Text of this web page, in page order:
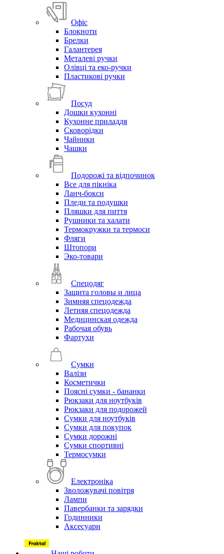
Офіс
Блокноти
Брелки
Галантерея
Металеві ручки
Олівці та еко-ручки
Пластикові ручки
Посуд
Дошки кухонні
Кухонне приладдя
Сковорідки
Чайники
Чашки
Подорожі та відпочинок
Все для пікніка
Ланч-бокси
Пледи та подушки
Пляшки для пиття
Рушники та халати
Термокружки та термоси
Фляги
Штопори
Эко-товари
Спецодяг
Защита головы и лица
Зимняя спецодежда
Летняя спецодежда
Медицинская одежда
Рабочая обувь
Фартухи
Сумки
Валізи
Косметички
Поясні сумки - бананки
Рюкзаки для ноутбуків
Рюкзаки для подорожей
Сумки для ноутбуків
Сумки для покупок
Сумки дорожні
Сумки спортивні
Термосумки
Електроніка
Зволожувачі повітря
Лампи
Павербанки та зарядки
Годинники
Аксесуари